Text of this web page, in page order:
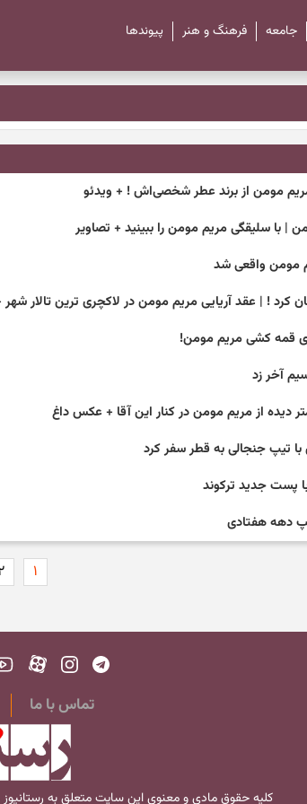
جامعه فرهنگ و هنر پیوند‌ها
مومن از برند عطر شخصی‌اش ! + ویدئو
سلیقگی مریم مومن را ببینید + تصاویر
مومن واقعی شد
کرد ! | عقد آریایی مریم مومن در لاکچری ترین تالار شهر
قمه کشی مریم مومن!
آخر زد
دیده از مریم مومن در کنار این آقا + عکس داغ
تیپ جنجالی به قطر سفر کرد
پست جدید ترکوند
دهه هفتادی
۱
تماس با ما
کلیه حقوق مادی و معنوی این سایت متعلق به رستانیوز